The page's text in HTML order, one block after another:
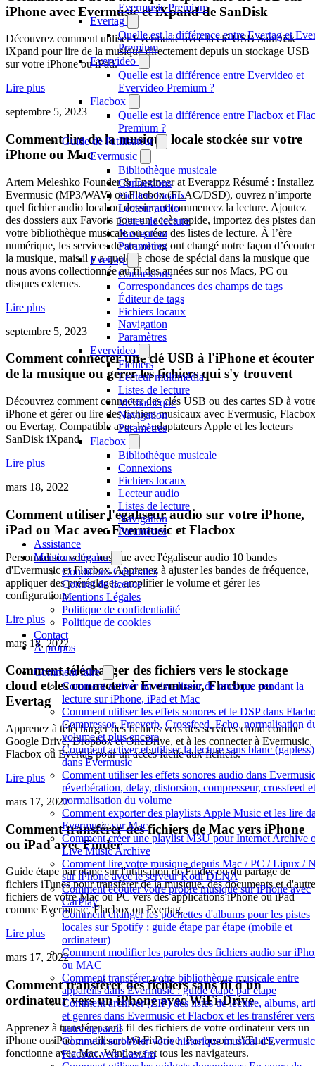
Evermusic Premium
Evertag
Quelle est la différence entre Evertag et
Premium
Evervideo
Quelle est la différence entre Evervideo et
Evervideo Premium ?
Flacbox
Quelle est la différence entre Flacbox et
Premium ?
Guide de l'utilisateur
Evermusic
Bibliothèque musicale
Connexions
Fichiers locaux
Lecteur audio
Listes de lecture
Navigation
Paramètres
Evertag
Connexions
Correspondances des champs de tags
Éditeur de tags
Fichiers locaux
Navigation
Paramètres
Evervideo
Fichiers
Lecteur multimédia
Listes de lecture
Médiathèque
Navigation
Paramètres
Flacbox
Bibliothèque musicale
Connexions
Fichiers locaux
Lecteur audio
Listes de lecture
Navigation
Paramètres
Assistance
Mentions légales
Conditions Générales
Contrat de licence
Mentions Légales
Politique de confidentialité
Politique de cookies
Contact
À propos
Comment faire
Comment activer un visualiseur de musique pendant la
lecture sur iPhone, iPad et Mac
Comment utiliser les effets sonores et le DSP dans
Compressor, Freeverb, Crossfeed, Echo, normalisation
volume et plus encore
Comment activer et utiliser la lecture sans blanc (gapless)
dans Evermusic
Comment utiliser les effets sonores audio dans
réverbération, delay, distorsion, compresseur, crossfeed et
normalisation du volume
Comment exporter des playlists Apple Music et les lire
Evermusic sur Mac
Comment créer une playlist M3U pour Internet Archive
Live Music Archive
Comment lire votre musique depuis Mac / PC / Linux /
sur iPhone avec le serveur Kodi DLNA
Comment écouter votre propre musique sur iPhone avec
CarPlay
Comment changer les pochettes d'albums pour les pistes
locales sur Spotify : guide étape par étape (mobile et
ordinateur)
Comment modifier les paroles des fichiers audio sur
ou MAC
Comment transférer votre bibliothèque musicale entre
appareils dans Evermusic : guide étape par étape
Comment archiver (ZIP) des listes de lecture, albums,
et genres dans Evermusic et Flacbox et les transférer
autre appareil
Comment scrobbler votre historique musical
Flacbox vers Last.fm
iPhone avec Evermusic et iXpand de SanDisk
Découvrez comment utiliser Evermusic avec la clé USB SanDisk
iXpand pour lire de la musique directement depuis un stockage USB
sur votre iPhone ou iPad.
Lire plus
septembre 5, 2023
Comment lire de la musique locale stockée sur votre
iPhone ou Mac
Artem Meleshko Founder & Engineer at Everappz Résumé : Installez
Evermusic (MP3/WAV) ou Flacbox (FLAC/DSD), ouvrez n’importe
quel fichier audio local ou dossier, et commencez la lecture. Ajoutez
des dossiers aux Favoris pour un accès rapide, importez des pistes
votre bibliothèque musicale ou créez des listes de lecture. À l’ère
numérique, les services de streaming ont changé notre façon d’écouter
la musique, mais il y a quelque chose de spécial dans la musique que
nous avons collectionnée au fil des années sur nos Macs, PC ou
disques externes.
Lire plus
septembre 5, 2023
Comment connecter une clé USB à l'iPhone et écouter
de la musique ou gérer les fichiers qui s'y trouvent
Découvrez comment connecter des clés USB ou des cartes SD à
iPhone et gérer ou lire des fichiers musicaux avec Evermusic, Flacbox
ou Evertag. Compatible avec les adaptateurs Apple et les lecteurs
SanDisk iXpand.
Lire plus
mars 18, 2022
Comment utiliser l'égaliseur audio sur votre iPhone,
iPad ou Mac avec Evermusic et Flacbox
Personnalisez votre musique avec l'égaliseur audio 10 bandes
d'Evermusic et Flacbox. Apprenez à ajuster les bandes de fréquence,
appliquer des préréglages, amplifier le volume et gérer les
configurations.
Lire plus
mars 18, 2022
Comment télécharger des fichiers vers le stockage
cloud et les connecter à Evermusic, Flacbox ou
Evertag
Apprenez à télécharger des fichiers vers des services cloud comme
Google Drive, Dropbox et OneDrive, et à les connecter à Evermusic,
Flacbox ou Evertag pour un accès facile aux fichiers.
Lire plus
mars 17, 2022
Comment transférer des fichiers de Mac vers iPhone
ou iPad avec Finder
Guide étape par étape sur l'utilisation de Finder ou du partage de
fichiers iTunes pour transférer de la musique, des documents et
fichiers de votre Mac ou PC vers des applications iPhone ou iPad
comme Evermusic, Flacbox ou Evertag.
Lire plus
mars 17, 2022
Comment transférer des fichiers sans fil d'un
ordinateur vers un iPhone avec WiFi-Drive
Apprenez à transférer sans fil des fichiers de votre ordinateur vers un
iPhone ou iPad en utilisant Wi-Fi Drive. Pas besoin d'iTunes,
fonctionne avec Mac, Windows et tous les navigateurs.